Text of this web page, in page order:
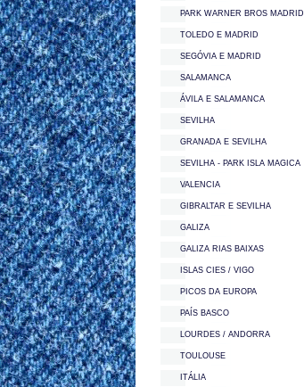
PARK WARNER BROS MADRID
TOLEDO E MADRID
SEGÓVIA E MADRID
SALAMANCA
ÁVILA E SALAMANCA
SEVILHA
GRANADA E SEVILHA
SEVILHA - PARK ISLA MAGICA
VALENCIA
GIBRALTAR E SEVILHA
GALIZA
GALIZA RIAS BAIXAS
ISLAS CIES / VIGO
PICOS DA EUROPA
PAÍS BASCO
LOURDES / ANDORRA
TOULOUSE
ITÁLIA